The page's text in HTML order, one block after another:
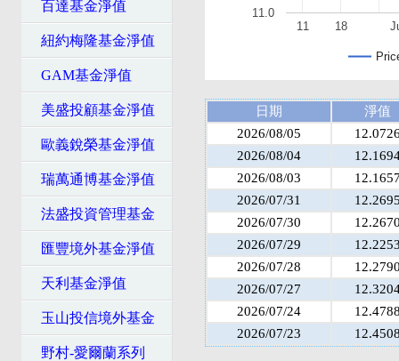
百達基金淨值
紐約梅隆基金淨值
GAM基金淨值
美盛投顧基金淨值
歐義銳榮基金淨值
瑞萬通博基金淨值
法盛投資管理基金
匯豐境外基金淨值
天利基金淨值
玉山投信境外基金
野村-愛爾蘭系列
11 18
11.0
日期
淨值
2026/08/05
2026/08/04
2026/08/03
2026/07/31
2026/07/30
2026/07/29
2026/07/28
2026/07/27
2026/07/24
2026/07/23